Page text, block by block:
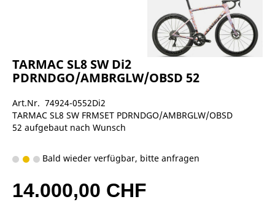
TARMAC SL8 SW Di2
PDRNDGO/AMBRGLW/OBSD 52
Art.Nr. 74924-0552Di2
TARMAC SL8 SW FRMSET PDRNDGO/AMBRGLW/OBSD
52 aufgebaut nach Wunsch
Bald wieder verfügbar, bitte anfragen
14.000,00 CHF